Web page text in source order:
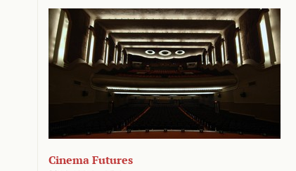
Cinema Futures